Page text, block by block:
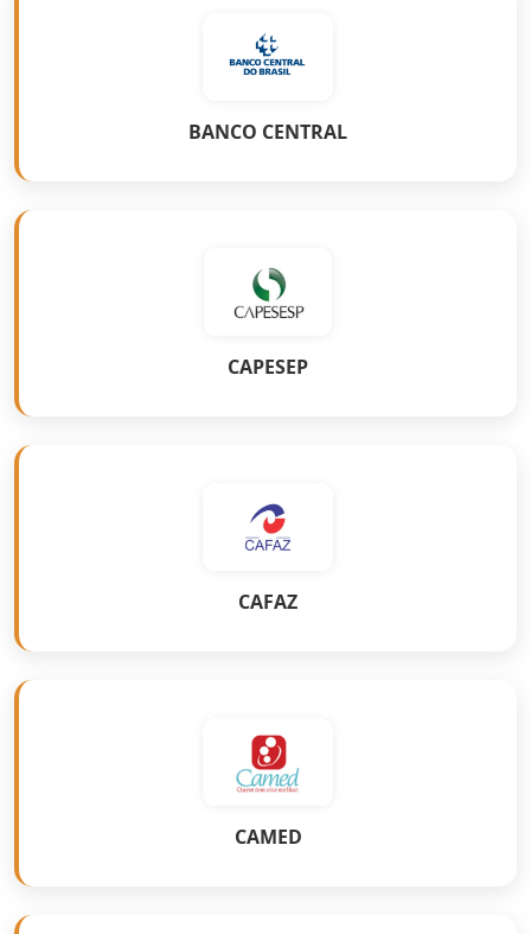
BANCO CENTRAL
CAPESEP
CAFAZ
CAMED